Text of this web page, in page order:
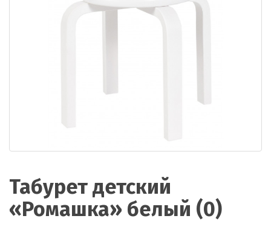
Табурет детский
«Ромашка» белый (0)